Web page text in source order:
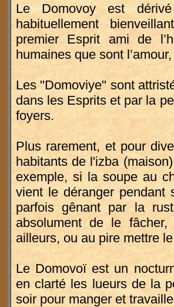
Le Domovoy est
habituellement
premier Esprit ami de
humaines que sont
Les "Domoviye" sont
dans les Esprits et par la
foyers.
Plus rarement, et pour
habitants de l'izba
exemple, si la soupe au
vient le déranger pendant
parfois gênant par la
absolument de le
ailleurs, ou au pire mettre
Le Domovoï est un
en clarté les lueurs de la
soir pour manger et